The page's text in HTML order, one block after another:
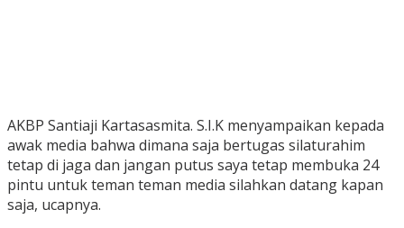
AKBP Santiaji Kartasasmita. S.I.K menyampaikan kepada
awak media bahwa dimana saja bertugas silaturahim
tetap di jaga dan jangan putus saya tetap membuka 24
pintu untuk teman teman media silahkan datang kapan
saja, ucapnya.